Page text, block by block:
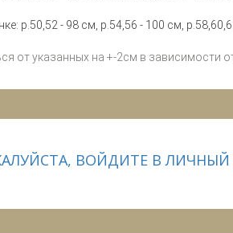
р.50,52 - 98 см, р.54,56 - 100 см,
от указанных на +-2см в зависимости
ВОЙДИТЕ В ЛИЧНЫЙ